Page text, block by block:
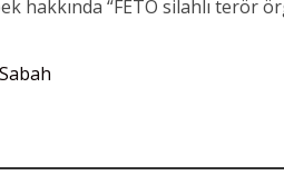
hakkında “FETÖ silahlı terör
Sabah